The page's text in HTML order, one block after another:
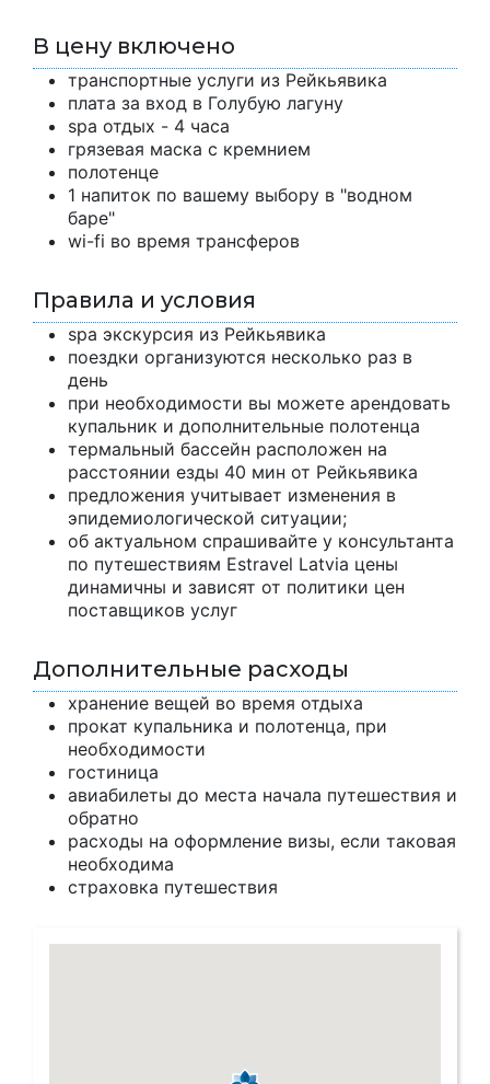
В цену включено
транспортные услуги из Рейкьявика
плата за вход в Голубую лагуну
spa отдых - 4 часа
грязевая маска с кремнием
полотенце
1 напиток по вашему выбору в "водном
баре"
wi-fi во время трансферов
Правила и условия
spa экскурсия из Рейкьявика
поездки организуются несколько раз в
день
при необходимости вы можете арендовать
купальник и дополнительные полотенца
термальный бассейн расположен на
расстоянии езды 40 мин от Рейкьявика
предложения учитывает изменения в
эпидемиологической ситуации;
об актуальном спрашивайте у консультанта
по путешествиям Estravel Latvia цены
динамичны и зависят от политики цен
поставщиков услуг
Дополнительные расходы
хранение вещей во время отдыха
прокат купальника и полотенца, при
необходимости
гостиница
авиабилеты до места начала путешествия и
обратно
расходы на оформление визы, если таковая
необходима
страховка путешествия